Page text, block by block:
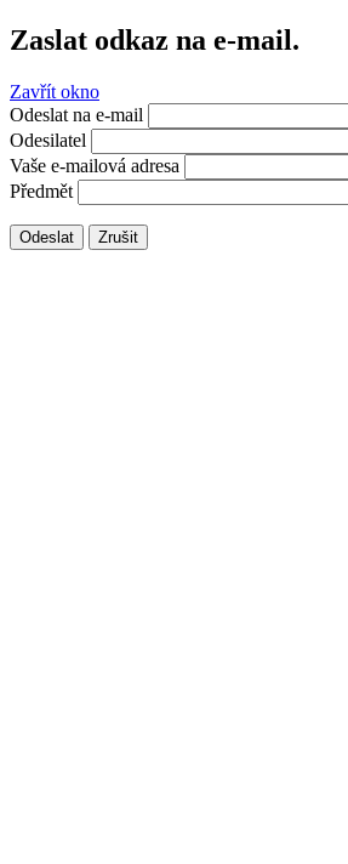
Zaslat odkaz na e-mail.
Zavřít okno
Odeslat na e-mail
Odesilatel
Vaše e-mailová adresa
Předmět
Odeslat Zrušit